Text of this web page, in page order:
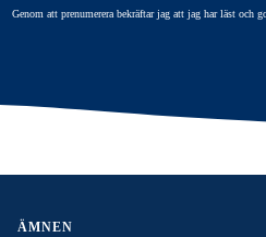
Genom att prenumerera bekräftar jag att jag har läst och
ÄMNEN